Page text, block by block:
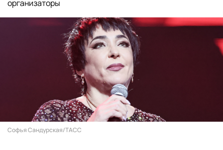
организаторы
Софья Сандурская/ТАСС